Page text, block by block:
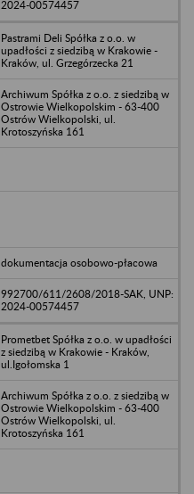
2024-00574457
Pastrami Deli Spółka z o.o. w
upadłości z siedzibą w Krakowie -
Kraków, ul. Grzegórzecka 21
Archiwum Spółka z o.o. z siedzibą w
Ostrowie Wielkopolskim - 63-400
Ostrów Wielkopolski, ul.
Krotoszyńska 161
dokumentacja osobowo-płacowa
992700/611/2608/2018-SAK, UNP:
2024-00574457
Prometbet Spółka z o.o. w upadłości
z siedzibą w Krakowie - Kraków,
ul.Igołomska 1
Archiwum Spółka z o.o. z siedzibą w
Ostrowie Wielkopolskim - 63-400
Ostrów Wielkopolski, ul.
Krotoszyńska 161